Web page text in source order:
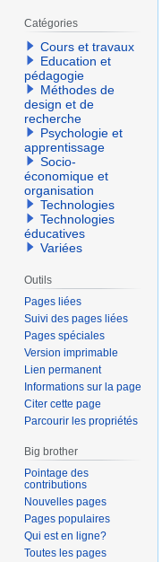
Catégories
Cours et travaux
Education et
pédagogie
Méthodes de
design et de
recherche
Psychologie et
apprentissage
Socio-
économique et
organisation
Technologies
Technologies
éducatives
Variées
Outils
Pages liées
Suivi des pages liées
Pages spéciales
Version imprimable
Lien permanent
Informations sur la page
Citer cette page
Parcourir les propriétés
Big brother
Pointage des
contributions
Nouvelles pages
Pages populaires
Qui est en ligne?
Toutes les pages